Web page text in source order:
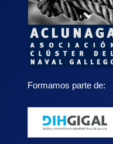
Formamos parte de: